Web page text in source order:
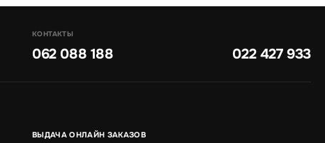
КОНТАКТЫ
062 088 188 022 427 933
ВЫДАЧА ОНЛАЙН ЗАКАЗОВ